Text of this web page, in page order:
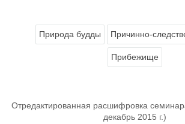
Природа будды Причинно-
Прибежище
Отредактированная расшифровка
декабрь 2015 г.)